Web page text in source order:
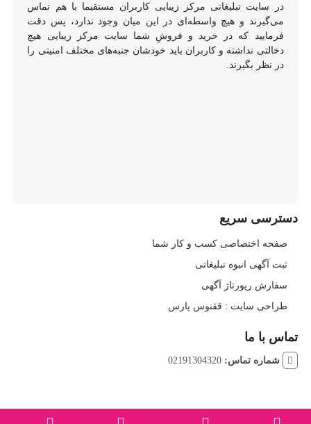
در سایت تبلیغاتی مرکز زیبایی کاربران مستقیما با هم تماس
می‌گیرند و هیچ واسطه‌ای در این میان وجود ندارد، پس دقت
فرمایید که در خرید و فروشِ شما سایت مرکز زیبایی هیچ
دخالتی نداشته و کاربران باید خودشان جنبه‌های مختلف امنیتی را
در نظر بگیرند.
دسترسی سریع
صفحه اختصاصی کسب و کار شما
ثبت آگهی انبوه تبلیغاتی
سفارش رپورتاژ آگهی
طراحی سایت : ققنوس پارس
تماس با ما
شماره تماس:02191304320